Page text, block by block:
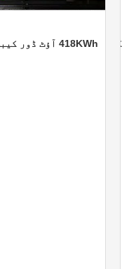
418KWh آؤٹ ڈور کیبنٹ انرجی سٹوریج سسٹم